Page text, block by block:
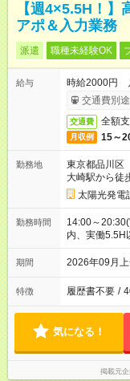
【週4×5.5H！
アポ＆入力業務
派遣 職種未経験OK
給与
時給2000円
交通費別
交通費 全額
月収例 15～
勤務地
東京都品川区
大崎駅から徒
太陽光発電
勤務時間
14:00～
内、実働5.5H
期間 2026年09月
特徴 履歴書不要 /
気になる！
掲載元企